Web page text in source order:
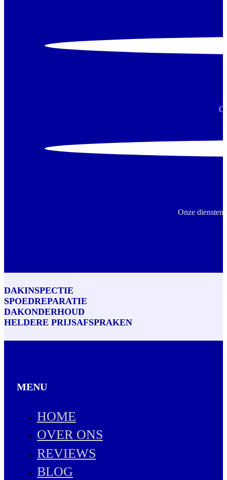
Onze diensten
DAKINSPECTIE
SPOEDREPARATIE
DAKONDERHOUD
HELDERE PRIJSAFSPRAKEN
MENU
HOME
OVER ONS
REVIEWS
BLOG